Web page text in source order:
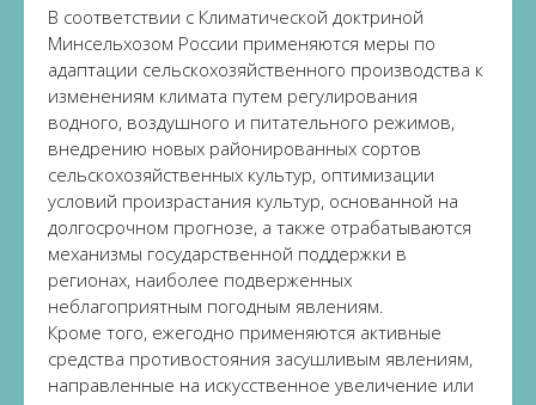
В соответствии с Климатической доктриной
Минсельхозом России применяются меры по
адаптации сельскохозяйственного производства к
изменениям климата путем регулирования
водного, воздушного и питательного режимов,
внедрению новых районированных сортов
сельскохозяйственных культур, оптимизации
условий произрастания культур, основанной на
долгосрочном прогнозе, а также отрабатываются
механизмы государственной поддержки в
регионах, наиболее подверженных
неблагоприятным погодным явлениям.
Кроме того, ежегодно применяются активные
средства противостояния засушливым явлениям,
направленные на искусственное увеличение или